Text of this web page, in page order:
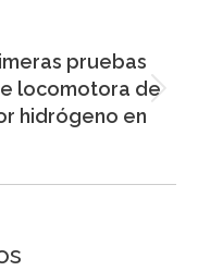
pruebas
locomotora de
hidrógeno en